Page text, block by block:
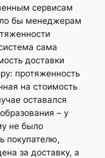
сервисам
бы менеджерам
сама
доставки
протяженность
на стоимость
оставался
– у
не было
покупателю,
за доставку, а